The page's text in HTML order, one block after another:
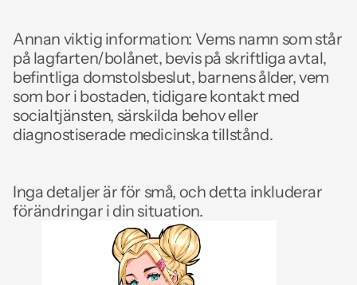
Annan viktig information: Vems namn som står
på lagfarten/bolånet, bevis på skriftliga avtal,
befintliga domstolsbeslut, barnens ålder, vem
som bor i bostaden, tidigare kontakt med
socialtjänsten, särskilda behov eller
diagnostiserade medicinska tillstånd.
Inga detaljer är för små, och detta inkluderar
förändringar i din situation.